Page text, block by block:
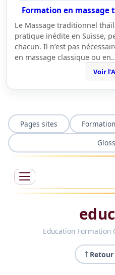
Formation en
Le Massage traditionnel
pratique inédite en Suisse,
chacun. Il n’est pas
en massage classique ou
Voir
Pages sites
Education Formation